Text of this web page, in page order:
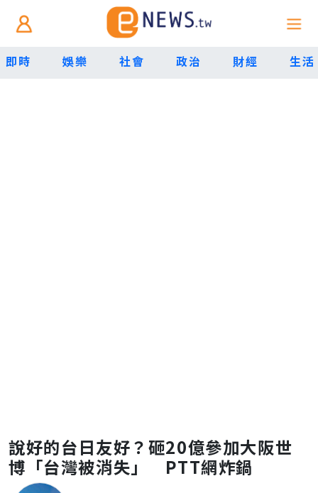
即時 娛樂 社會 政治 財經 生活
說好的台日友好？砸20億參加大阪世
博「台灣被消失」 PTT網炸鍋